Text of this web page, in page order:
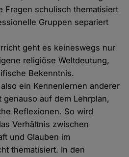
Fragen schulisch thematisiert
Gruppen separiert
geht es keineswegs nur
religiöse Weltdeutung,
Bekenntnis.
ein Kennenlernen anderer
genauso auf dem Lehrplan,
Reflexionen. So wird
Verhältnis zwischen
und Glauben im
thematisiert. In den